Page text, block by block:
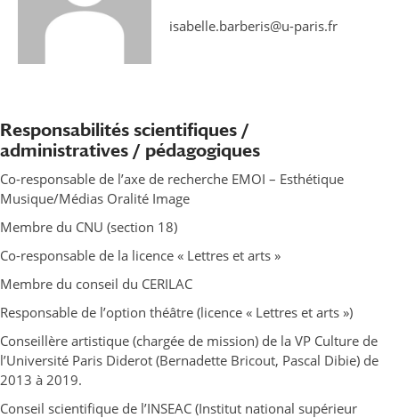
isabelle.barberis@u-paris.fr
Responsabilités scientifiques /
administratives / pédagogiques
Co-responsable de l’axe de recherche EMOI – Esthétique
Musique/Médias Oralité Image
Membre du CNU (section 18)
Co-responsable de la licence « Lettres et arts »
Membre du conseil du CERILAC
Responsable de l’option théâtre (licence « Lettres et arts »)
Conseillère artistique (chargée de mission) de la VP Culture de
l’Université Paris Diderot (Bernadette Bricout, Pascal Dibie) de
2013 à 2019.
Conseil scientifique de l’INSEAC (Institut national supérieur